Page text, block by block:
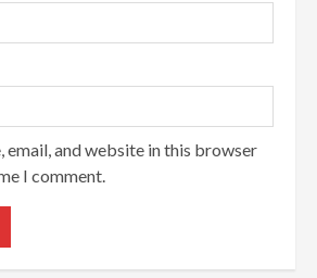
email, and website in this browser
I comment.